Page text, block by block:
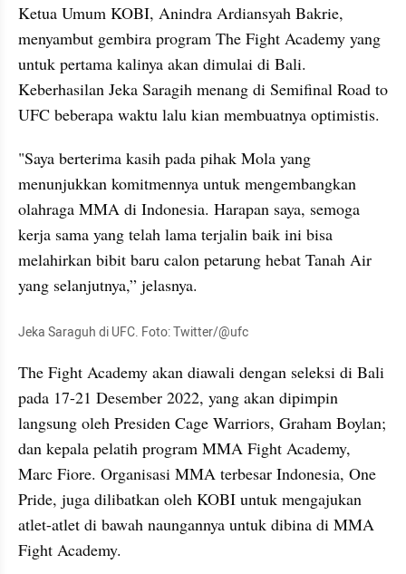
Ketua Umum KOBI, Anindra Ardiansyah Bakrie,
menyambut gembira program The Fight Academy yang
untuk pertama kalinya akan dimulai di Bali.
Keberhasilan Jeka Saragih menang di Semifinal Road to
UFC beberapa waktu lalu kian membuatnya optimistis.
"Saya berterima kasih pada pihak Mola yang
menunjukkan komitmennya untuk mengembangkan
olahraga MMA di Indonesia. Harapan saya, semoga
kerja sama yang telah lama terjalin baik ini bisa
melahirkan bibit baru calon petarung hebat Tanah Air
yang selanjutnya,” jelasnya.
Jeka Saraguh di UFC. Foto: Twitter/@ufc
The Fight Academy akan diawali dengan seleksi di Bali
pada 17-21 Desember 2022, yang akan dipimpin
langsung oleh Presiden Cage Warriors, Graham Boylan;
dan kepala pelatih program MMA Fight Academy,
Marc Fiore. Organisasi MMA terbesar Indonesia, One
Pride, juga dilibatkan oleh KOBI untuk mengajukan
atlet-atlet di bawah naungannya untuk dibina di MMA
Fight Academy.